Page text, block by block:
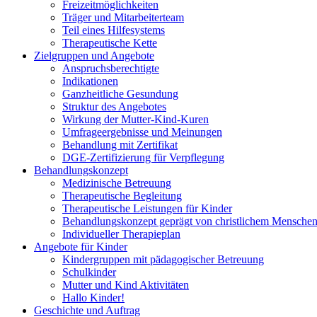
Freizeitmöglichkeiten
Träger und Mitarbeiterteam
Teil eines Hilfesystems
Therapeutische Kette
Zielgruppen und Angebote
Anspruchsberechtigte
Indikationen
Ganzheitliche Gesundung
Struktur des Angebotes
Wirkung der Mutter-Kind-Kuren
Umfrageergebnisse und Meinungen
Behandlung mit Zertifikat
DGE-Zertifizierung für Verpflegung
Behandlungskonzept
Medizinische Betreuung
Therapeutische Begleitung
Therapeutische Leistungen für Kinder
Behandlungskonzept geprägt von christlichem
Individueller Therapieplan
Angebote für Kinder
Kindergruppen mit pädagogischer Betreuung
Schulkinder
Mutter und Kind Aktivitäten
Hallo Kinder!
Geschichte und Auftrag